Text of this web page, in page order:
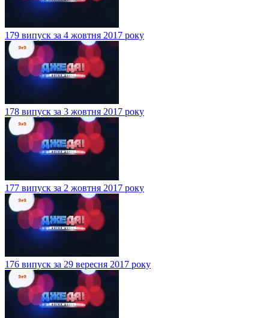
179 випуск за 4 жовтня 2017 року
178 випуск за 3 жовтня 2017 року
177 випуск за 2 жовтня 2017 року
176 випуск за 29 вересня 2017 року